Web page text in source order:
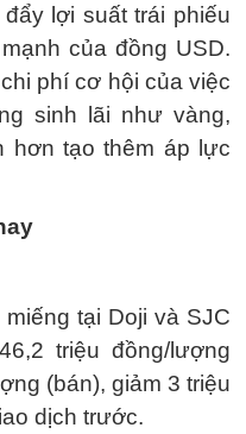
lợi suất trái phiếu
của đồng USD.
phí cơ hội của việc
sinh lãi như vàng,
hơn tạo thêm áp lực
tại Doji và SJC
triệu đồng/lượng
(bán), giảm 3 triệu
dịch trước.